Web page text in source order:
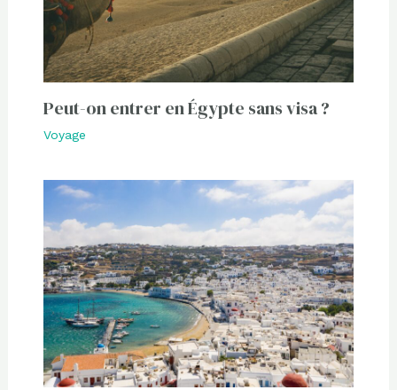
Peut-on entrer en Égypte sans visa ?
Voyage